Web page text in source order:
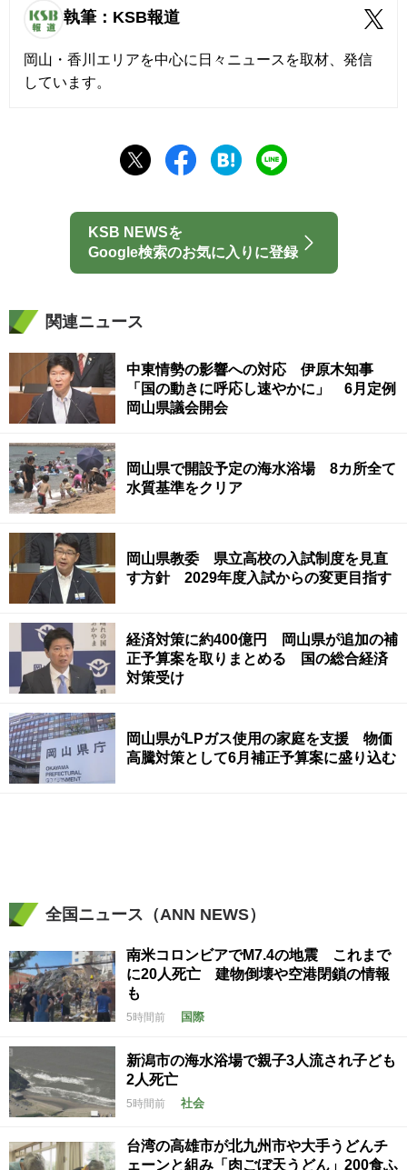
執筆：KSB報道
岡山・香川エリアを中心に日々ニュースを取材、発信
しています。
KSB NEWSを
Google検索のお気に入りに登録
関連ニュース
中東情勢の影響への対応 伊原木知事
「国の動きに呼応し速やかに」 6月定例
岡山県議会開会
岡山県で開設予定の海水浴場 8カ所全て
水質基準をクリア
岡山県教委 県立高校の入試制度を見直
す方針 2029年度入試からの変更目指す
経済対策に約400億円 岡山県が追加の補
正予算案を取りまとめる 国の総合経済
対策受け
岡山県がLPガス使用の家庭を支援 物価
高騰対策として6月補正予算案に盛り込む
全国ニュース（ANN NEWS）
南米コロンビアでM7.4の地震 これまで
に20人死亡 建物倒壊や空港閉鎖の情報
も
5時間前 国際
新潟市の海水浴場で親子3人流され子ども
2人死亡
5時間前 社会
台湾の高雄市が北九州市や大手うどんチ
ェーンと組み「肉ごぼ天うどん」200食ふ